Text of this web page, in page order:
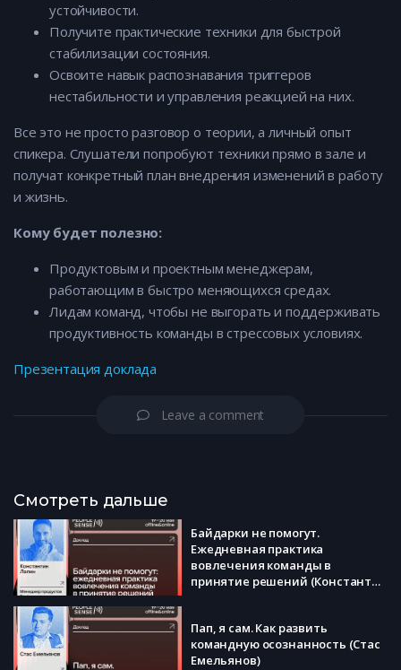
устойчивости.
Получите практические техники для быстрой
стабилизации состояния.
Освоите навык распознавания триггеров
нестабильности и управления реакцией на них.
Все это не просто разговор о теории, а личный опыт
спикера. Слушатели попробуют техники прямо в зале и
получат конкретный план внедрения изменений в работу
и жизнь.
Кому будет полезно:
Продуктовым и проектным менеджерам,
работающим в быстро меняющихся средах.
Лидам команд, чтобы не выгорать и поддерживать
продуктивность команды в стрессовых условиях.
Презентация доклада
Leave a comment
Смотреть дальше
Байдарки не помогут.
Ежедневная практика
вовлечения команды в
принятие решений (Константин
Пап, я сам. Как развить
командную осознанность (Стас
Емельянов)